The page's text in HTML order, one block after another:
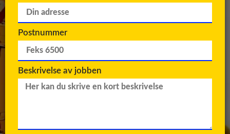
Postnummer
Beskrivelse av jobben